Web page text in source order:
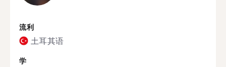
流利
土耳其语
学